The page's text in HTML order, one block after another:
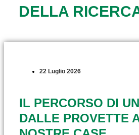
DELLA
22 Luglio 2026
IL PERCORSO DI
DALLE PROVETTE